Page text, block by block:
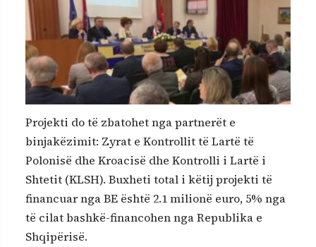
Projekti do të zbatohet nga partnerët e
binjakëzimit: Zyrat e Kontrollit të Lartë të
Polonisë dhe Kroacisë dhe Kontrolli i Lartë i
Shtetit (KLSH). Buxheti total i këtij projekti të
financuar nga BE është 2.1 milionë euro, 5% nga
të cilat bashkë-financohen nga Republika e
Shqipërisë.